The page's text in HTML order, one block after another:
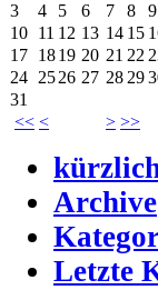
<< < > >>
3
4 5 6 7 8
9
10 11 12 13 14 15
17 1819 20 21 22
24 2526 27 28 29
31
Archive
Letzte